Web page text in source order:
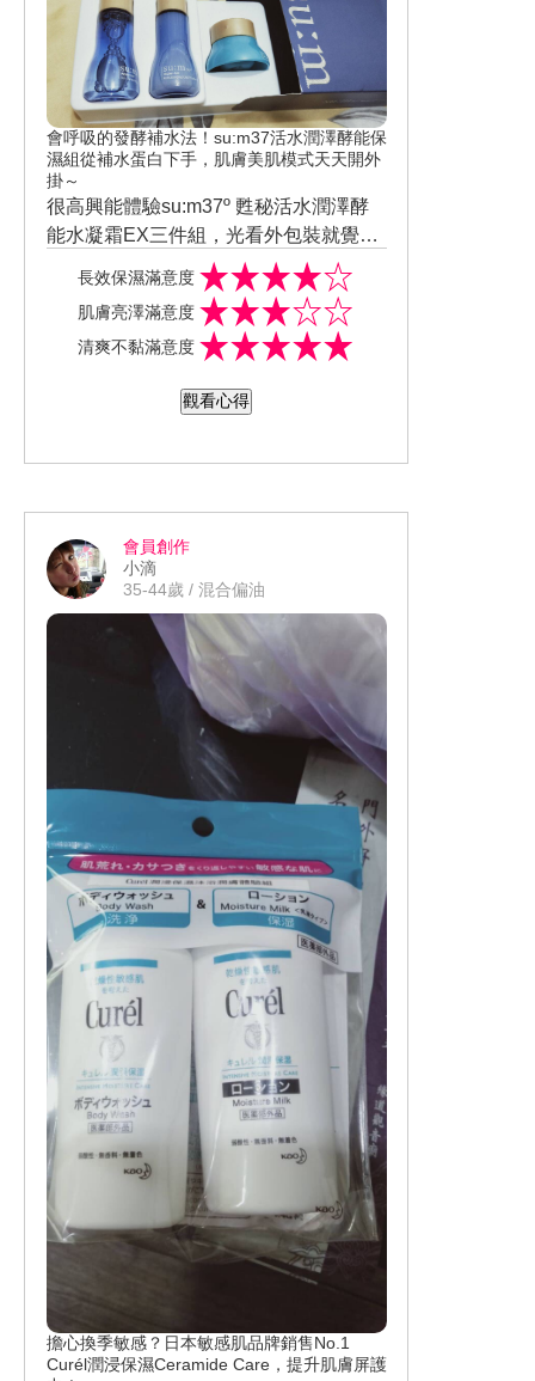
會呼吸的發酵補水法！su:m37活水潤澤酵能保
濕組從補水蛋白下手，肌膚美肌模式天天開外
掛～
很高興能體驗su:m37º 甦秘活水潤澤酵
能水凝霜EX三件組，光看外包裝就覺得
好漂亮瓶身也做的好特別，使用起來每
件商品 擦在臉上都好清爽也不黏膩，重
點是很好吸收擦在臉上一下子就吸收到
我臉上了有淡淡的香味很好聞，連續使
長效保濕滿意度
肌膚亮澤滿意度
清爽不黏滿意度
觀看心得
會員創作
小滴
35-44歲 / 混合偏油
擔心換季敏感？日本敏感肌品牌銷售No.1
Curél潤浸保濕Ceramide Care，提升肌膚屏護